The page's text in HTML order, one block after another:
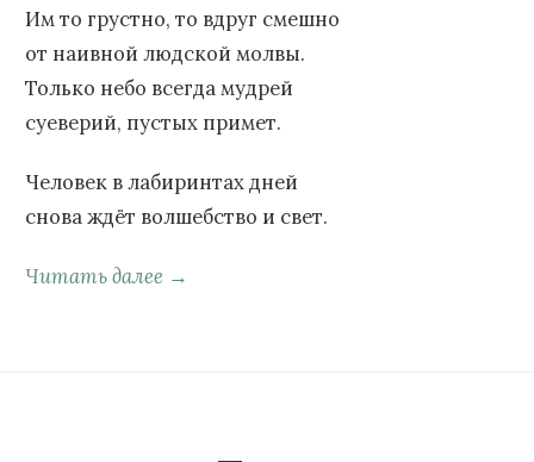
Им то грустно, то вдруг смешно
от наивной людской молвы.
Только небо всегда мудрей
суеверий, пустых примет.
Человек в лабиринтах дней
снова ждёт волшебство и свет.
Читать далее →